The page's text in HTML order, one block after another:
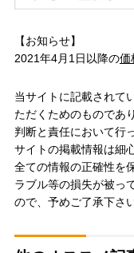
【お知らせ】
2021年4月1日以降の価
当サイトに記載されて
ただくためのものであ
判断と責任において行
サイトの掲載情報は細
全ての情報の正確性を
ラブル等の損失が被っ
ので、予めご了承下さい